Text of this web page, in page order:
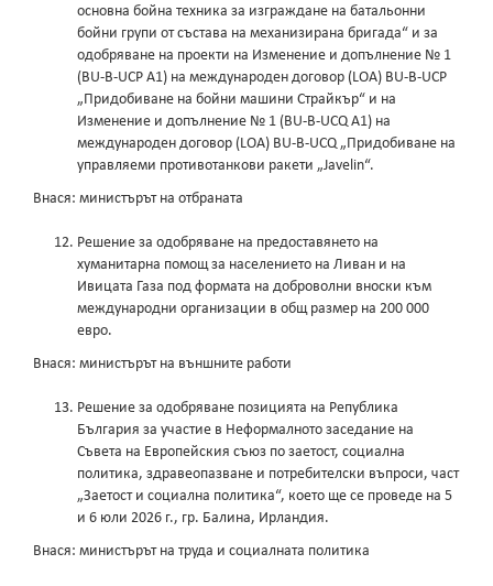
основна бойна техника за изграждане на батальонни
бойни групи от състава на механизирана бригада“ и за
одобряване на проекти на Изменение и допълнение № 1
(BU-B-UCP A1) на международен договор (LOA) BU-B-UCP
„Придобиване на бойни машини Страйкър“ и на
Изменение и допълнение № 1 (BU-B-UCQ A1) на
международен договор (LOA) BU-B-UCQ „Придобиване на
управляеми противотанкови ракети „Javelin“.
Внася: министърът на отбраната
Решение за одобряване на предоставянето на
хуманитарна помощ за населението на Ливан и на
Ивицата Газа под формата на доброволни вноски към
международни организации в общ размер на 200 000
eвpo.
Внася: министърът на външните работи
Решение за одобряване позицията на Република
България за участие в Неформалното заседание на
Съвета на Европейския съюз по заетост, социална
политика, здравеопазване и потребителски въпроси, част
„Заетост и социална политика“, което ще се проведе на 5
и 6 юли 2026 г., гр. Балина, Ирландия.
Внася: министърът на труда и социалната политика